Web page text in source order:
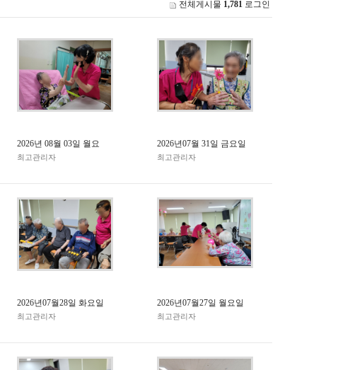
전체게시물 1,781 로그인
2026년 08월 03일 월요
최고관리자
2026년07월 31일 금요일
최고관리자
2026년07월28일 화요일
최고관리자
2026년07월27일 월요일
최고관리자